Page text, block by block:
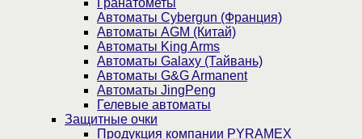
Гранатометы
Автоматы Cybergun (Франция)
Автоматы AGM (Китай)
Автоматы King Arms
Автоматы Galaxy (Тайвань)
Автоматы G&G Armanent
Автоматы JingPeng
Гелевые автоматы
Защитные очки
Продукция компании PYRAMEX